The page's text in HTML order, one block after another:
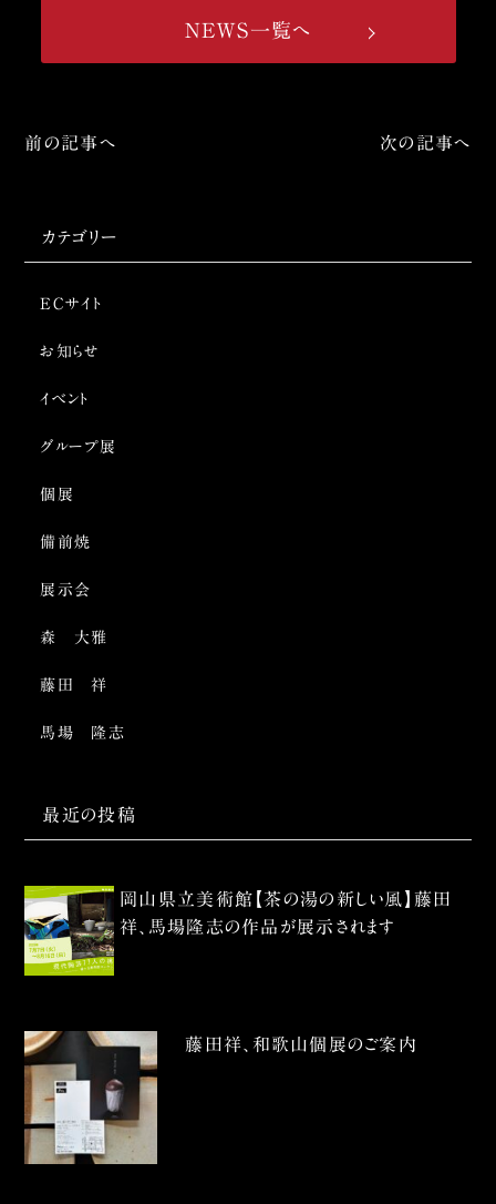
NEWS一覧へ
前の記事へ 次の記事へ
カテゴリー
ECサイト
お知らせ
イベント
グループ展
個展
備前焼
展示会
森 大雅
藤田 祥
馬場 隆志
最近の投稿
岡山県立美術館【茶の湯の新しい風】藤田
祥、馬場隆志の作品が展示されます
藤田祥、和歌山個展のご案内